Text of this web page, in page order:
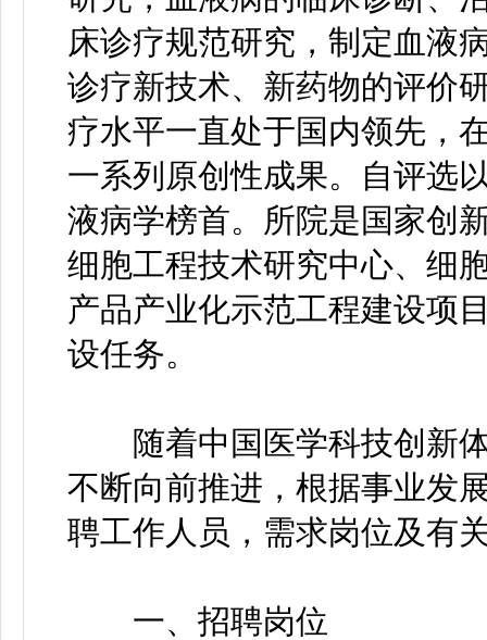
床诊疗规范研究，制定血液
诊疗新技术、新药物的评价
疗水平一直处于国内领先，
一系列原创性成果。自评选
液病学榜首。所院是国家创
细胞工程技术研究中心、细
产品产业化示范工程建设项
设任务。
随着中国医学科技创新体
不断向前推进，根据事业发
聘工作人员，需求岗位及有
一、招聘岗位